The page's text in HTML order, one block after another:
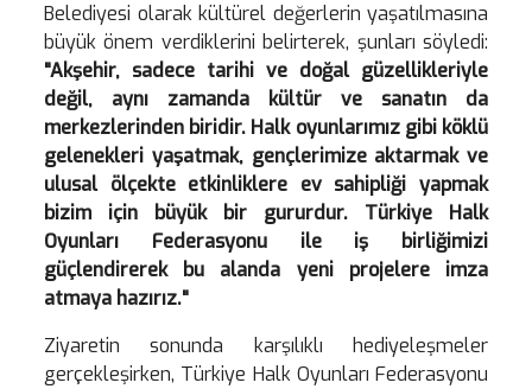
Belediyesi olarak kültürel değerlerin yaşatılmasına
büyük önem verdiklerini belirterek, şunları söyledi:
"Akşehir, sadece tarihi ve doğal güzellikleriyle
değil, aynı zamanda kültür ve sanatın da
merkezlerinden biridir. Halk oyunlarımız gibi köklü
gelenekleri yaşatmak, gençlerimize aktarmak ve
ulusal ölçekte etkinliklere ev sahipliği yapmak
bizim için büyük bir gururdur. Türkiye Halk
Oyunları Federasyonu ile iş birliğimizi
güçlendirerek bu alanda yeni projelere imza
atmaya hazırız."
Ziyaretin sonunda karşılıklı hediyeleşmeler
gerçekleşirken, Türkiye Halk Oyunları Federasyonu